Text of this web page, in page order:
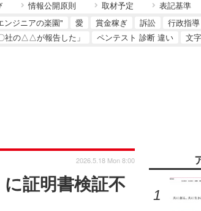
情報公開原則 取材予定 表記基準
ンジニアの楽園" 愛 賞金稼ぎ 訴訟 行政指導
社の△△が報告した」
ペンテスト 診断 違い 文
証明書検証不
2026.5.18 Mon 8:00